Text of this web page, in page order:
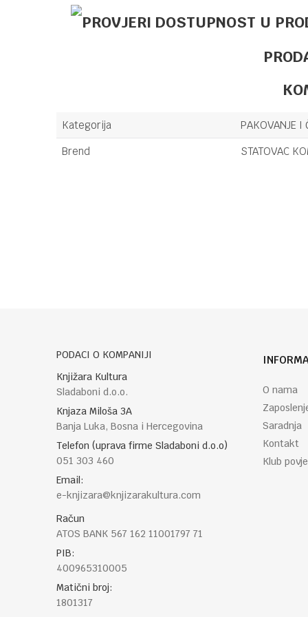
Kategorija
PAKOVANJE I
Brend
STATOVAC
PODACI O KOMPANIJI
Knjižara Kultura
Sladaboni d.o.o.
Knjaza Miloša 3A
Banja Luka, Bosna i Hercegovina
Telefon (uprava firme Sladaboni d.o.o)
051 303 460
Email:
e-knjizara@knjizarakultura.com
Račun
ATOS BANK 567 162 11001797 71
PIB:
400965310005
Matični broj:
1801317
O nama
Saradnja
Kontakt
Klub